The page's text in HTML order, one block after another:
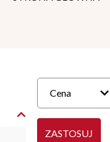
Cena
ZASTOSUJ